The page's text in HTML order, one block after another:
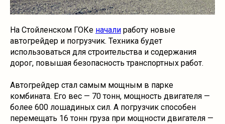
На Стойленском ГОКе начали работу новые
автогрейдер и погрузчик. Техника будет
использоваться для строительства и содержания
дорог, повышая безопасность транспортных работ.
Автогрейдер стал самым мощным в парке
комбината. Его вес — 70 тонн, мощность двигателя —
более 600 лошадиных сил. А погрузчик способен
перемещать 16 тонн груза при мощности двигателя —